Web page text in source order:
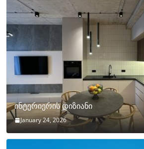
ინტერიერის დიზიანი
January 24, 2026